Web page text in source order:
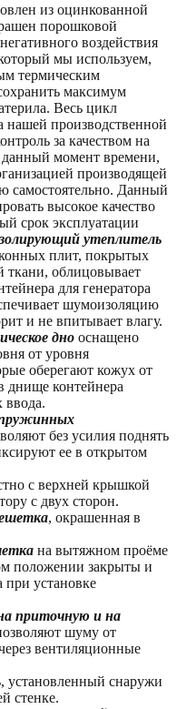
из оцинкованной
порошковой
воздействия
мы используем,
термическим
максимум
Весь цикл
нашей производственной
за качеством на
данный момент времени,
производящей
самостоятельно. Данный
высокое качество
срок эксплуатации
утеплитель
плит, покрытых
облицовывает
для генератора
шумоизоляцию
и не впитывает влагу.
дно оснащено
от уровня
оберегают кожух от
днище контейнера
ввода.
без усилия поднять
ее в открытом
с верхней крышкой
с двух сторон.
, окрашенная в
на вытяжном проёме
положении закрыты и
при установке
приточную и на
шуму от
вентиляционные
, установленный снаружи
стенке.